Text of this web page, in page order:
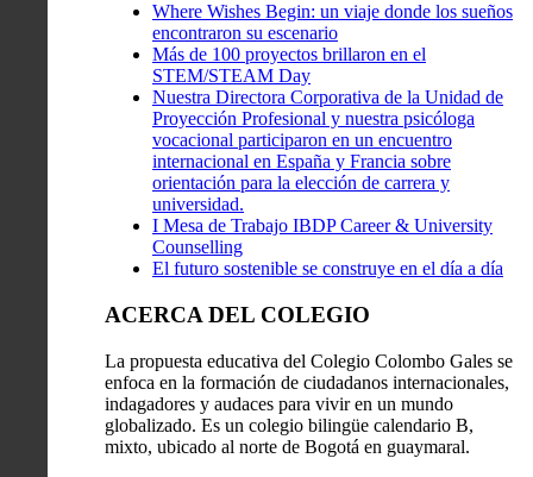
Where Wishes Begin: un viaje donde los sueños
encontraron su escenario
Más de 100 proyectos brillaron en el
STEM/STEAM Day
Nuestra Directora Corporativa de la Unidad de
Proyección Profesional y nuestra psicóloga
vocacional participaron en un encuentro
internacional en España y Francia sobre
orientación para la elección de carrera y
universidad.
I Mesa de Trabajo IBDP Career & University
Counselling
El futuro sostenible se construye en el día a día
ACERCA DEL COLEGIO
La propuesta educativa del Colegio Colombo Gales se
enfoca en la formación de ciudadanos internacionales,
indagadores y audaces para vivir en un mundo
globalizado. Es un colegio bilingüe calendario B,
mixto, ubicado al norte de Bogotá en guaymaral.